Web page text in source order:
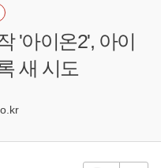
'아이온2', 아이
새 시도